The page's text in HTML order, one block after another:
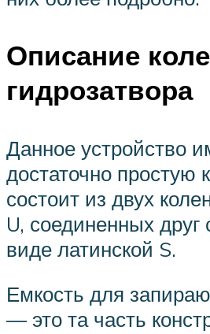
Описание
гидрозатвора
Данное устройство
достаточно простую
состоит из двух
U, соединенных друг
виде латинской S.
Емкость для
— это та часть